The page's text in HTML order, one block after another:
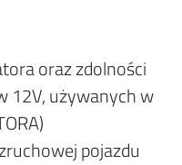
oraz zdolności
12V, używanych w
pojazdu